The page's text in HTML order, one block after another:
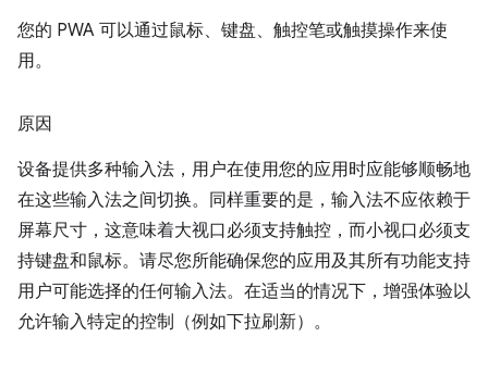
您的 PWA 可以通过鼠标、键盘、触控笔或触摸操作来使
用。
原因
设备提供多种输入法，用户在使用您的应用时应能够顺畅地
在这些输入法之间切换。同样重要的是，输入法不应依赖于
屏幕尺寸，这意味着大视口必须支持触控，而小视口必须支
持键盘和鼠标。请尽您所能确保您的应用及其所有功能支持
用户可能选择的任何输入法。在适当的情况下，增强体验以
允许输入特定的控制（例如下拉刷新）。